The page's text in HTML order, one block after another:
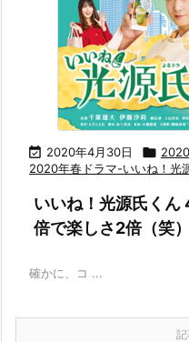
 2020年4月30日 
2020年春ドラマ-いいね！光
いいね！光源氏くん
倍で楽しさ2倍（笑）
確かに、コ ...